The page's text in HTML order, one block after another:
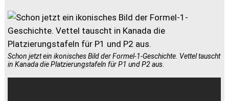
Schon jetzt ein ikonisches Bild der Formel-1-Geschichte. Vettel tauscht
in Kanada die Platzierungstafeln für P1 und P2 aus.